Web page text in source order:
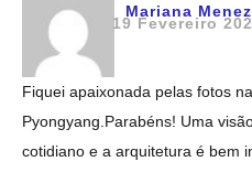
Mariana
19 Fevereiro
Fiquei apaixonada pelas fotos
Pyongyang.Parabéns! Uma
cotidiano e a arquitetura é bem